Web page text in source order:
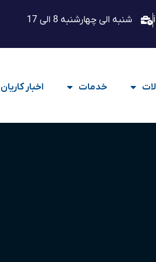
شنبه الی چهارشنبه 8 الی 17
خدمات اخبار کاریان